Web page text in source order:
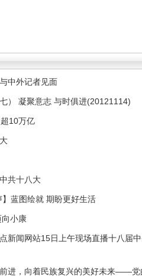
中外记者见面
） 凝聚意志 与时俱进(20121114)
10万亿
共十八大
蓝图绘就 期盼更好生活
小康
新闻网站15日上午现场直播十八届
进，向着民族复兴的美好未来——党